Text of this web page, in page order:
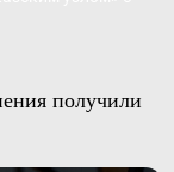
получили